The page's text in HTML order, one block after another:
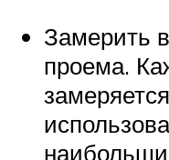
Замерить
проема.